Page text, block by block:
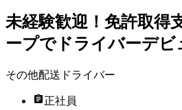
未経験歓迎！免許取得
ープでドライバーデビ
その他配送ドライバー
正社員